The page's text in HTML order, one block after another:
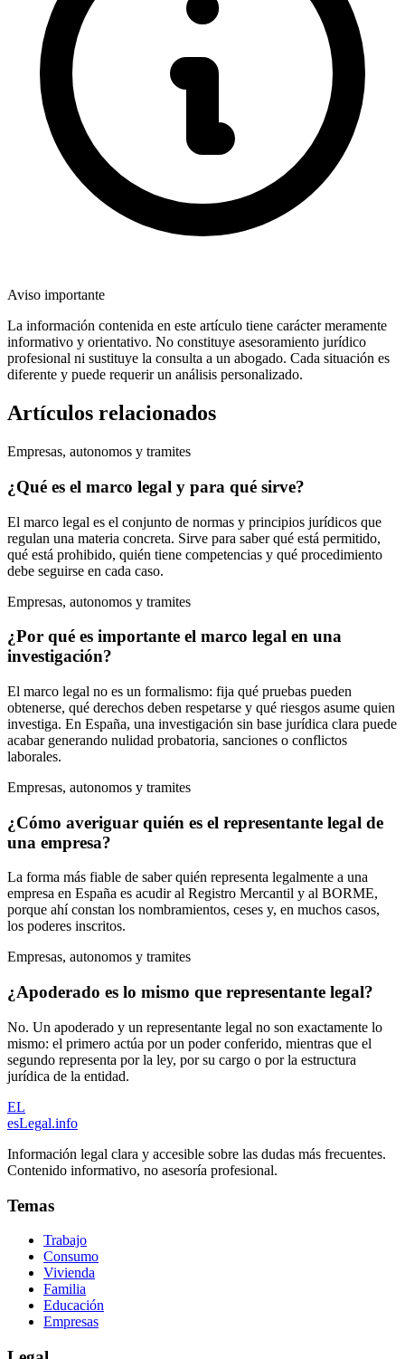
Aviso importante
La información contenida en este artículo tiene carácter meramente
informativo y orientativo. No constituye asesoramiento jurídico
profesional ni sustituye la consulta a un abogado. Cada situación es
diferente y puede requerir un análisis personalizado.
Artículos relacionados
Empresas, autonomos y tramites
¿Qué es el marco legal y para qué sirve?
El marco legal es el conjunto de normas y principios jurídicos que
regulan una materia concreta. Sirve para saber qué está permitido,
qué está prohibido, quién tiene competencias y qué procedimiento
debe seguirse en cada caso.
Empresas, autonomos y tramites
¿Por qué es importante el marco legal en una
investigación?
El marco legal no es un formalismo: fija qué pruebas pueden
obtenerse, qué derechos deben respetarse y qué riesgos asume quien
investiga. En España, una investigación sin base jurídica clara puede
acabar generando nulidad probatoria, sanciones o conflictos
laborales.
Empresas, autonomos y tramites
¿Cómo averiguar quién es el representante legal de
una empresa?
La forma más fiable de saber quién representa legalmente a una
empresa en España es acudir al Registro Mercantil y al BORME,
porque ahí constan los nombramientos, ceses y, en muchos casos,
los poderes inscritos.
Empresas, autonomos y tramites
¿Apoderado es lo mismo que representante legal?
No. Un apoderado y un representante legal no son exactamente lo
mismo: el primero actúa por un poder conferido, mientras que el
segundo representa por la ley, por su cargo o por la estructura
jurídica de la entidad.
EL
esLegal.info
Información legal clara y accesible sobre las dudas más frecuentes.
Contenido informativo, no asesoría profesional.
Temas
Trabajo
Consumo
Vivienda
Familia
Educación
Empresas